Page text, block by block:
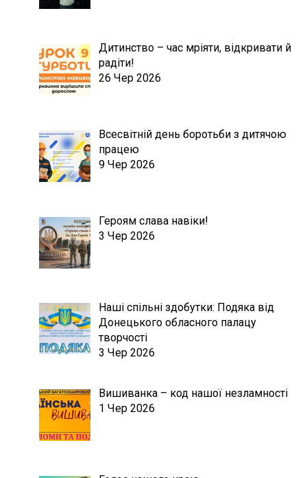
Дитинство – час мріяти, відкривати й
радіти!
26 Чер 2026
Всесвітній день боротьби з дитячою
працею
9 Чер 2026
Героям слава навіки!
3 Чер 2026
Наші спільні здобутки: Подяка від
Донецького обласного палацу
творчості
3 Чер 2026
Вишиванка – код нашої незламності
1 Чер 2026